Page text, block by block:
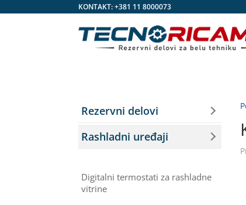
KONTAKT:+381 11 8000073
Rezervni delovi
Rashladni uređaji
Digitalni termostati za rashladne
vitrine